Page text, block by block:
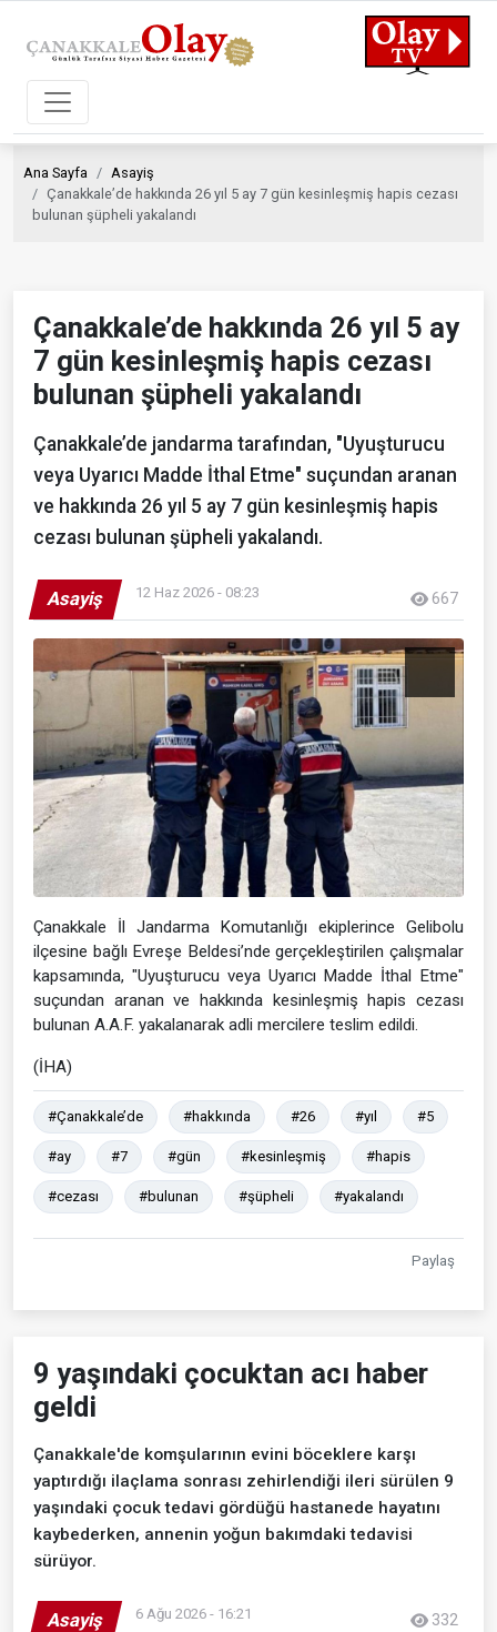
Ana Sayfa
Asayiş
Çanakkale’de hakkında 26 yıl 5 ay 7 gün kesinleşmiş hapis cezası
bulunan şüpheli yakalandı
Çanakkale’de hakkında 26 yıl 5 ay
7 gün kesinleşmiş hapis cezası
bulunan şüpheli yakalandı
Çanakkale’de jandarma tarafından, "Uyuşturucu
veya Uyarıcı Madde İthal Etme" suçundan aranan
ve hakkında 26 yıl 5 ay 7 gün kesinleşmiş hapis
cezası bulunan şüpheli yakalandı.
Asayiş 12 Haz 2026 - 08:23 667
Çanakkale İl Jandarma Komutanlığı ekiplerince Gelibolu
ilçesine bağlı Evreşe Beldesi’nde gerçekleştirilen çalışmalar
kapsamında, "Uyuşturucu veya Uyarıcı Madde İthal Etme"
suçundan aranan ve hakkında kesinleşmiş hapis cezası
bulunan A.A.F. yakalanarak adli mercilere teslim edildi.
(İHA)
#Çanakkale’de #hakkında #26 #yıl #5
#ay #7 #gün #kesinleşmiş #hapis
#cezası #bulunan #şüpheli #yakalandı
Paylaş
9 yaşındaki çocuktan acı haber
geldi
Çanakkale'de komşularının evini böceklere karşı
yaptırdığı ilaçlama sonrası zehirlendiği ileri sürülen 9
yaşındaki çocuk tedavi gördüğü hastanede hayatını
kaybederken, annenin yoğun bakımdaki tedavisi
sürüyor.
Asayiş 6 Ağu 2026 - 16:21 332